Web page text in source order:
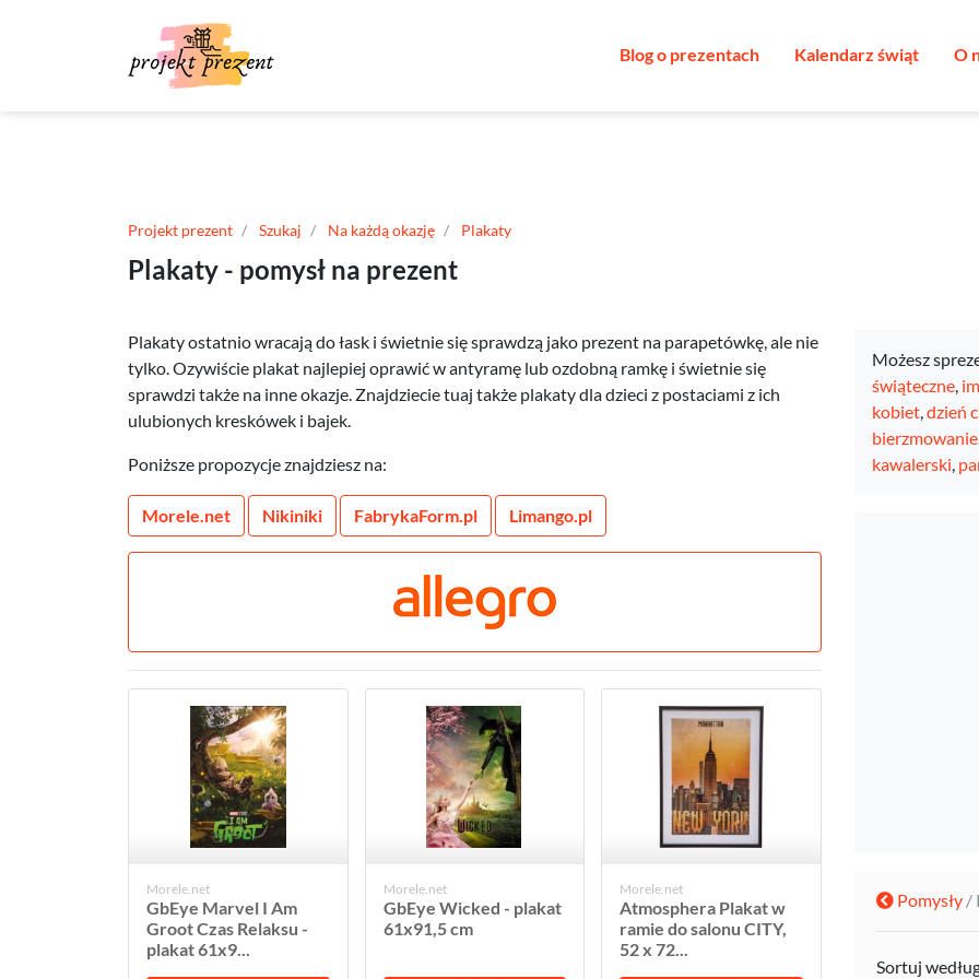
Blog o prezentach Kalendarz świąt O
Projekt prezent Szukaj Na każdą okazję Plakaty
Plakaty - pomysł na prezent
Plakaty ostatnio wracają do łask i świetnie się sprawdzą jako prezent na parapetówkę, ale nie
tylko. Ozywiście plakat najlepiej oprawić w antyramę lub ozdobną ramkę i świetnie się
sprawdzi także na inne okazje. Znajdziecie tuaj także plakaty dla dzieci z postaciami z ich
ulubionych kreskówek i bajek.
Poniższe propozycje znajdziesz na:
Morele.net Nikiniki FabrykaForm.pl Limango.pl
Morele.net
GbEye Marvel I Am
Groot Czas Relaksu -
plakat 61x9...
Morele.net
GbEye Wicked - plakat
61x91,5 cm
Morele.net
Atmosphera Plakat w
ramie do salonu CITY,
52 x 72...
Możesz
świąteczne,
kobiet,dzień
bierzmowanie
kawalerski,
Pomysły /
Sortuj